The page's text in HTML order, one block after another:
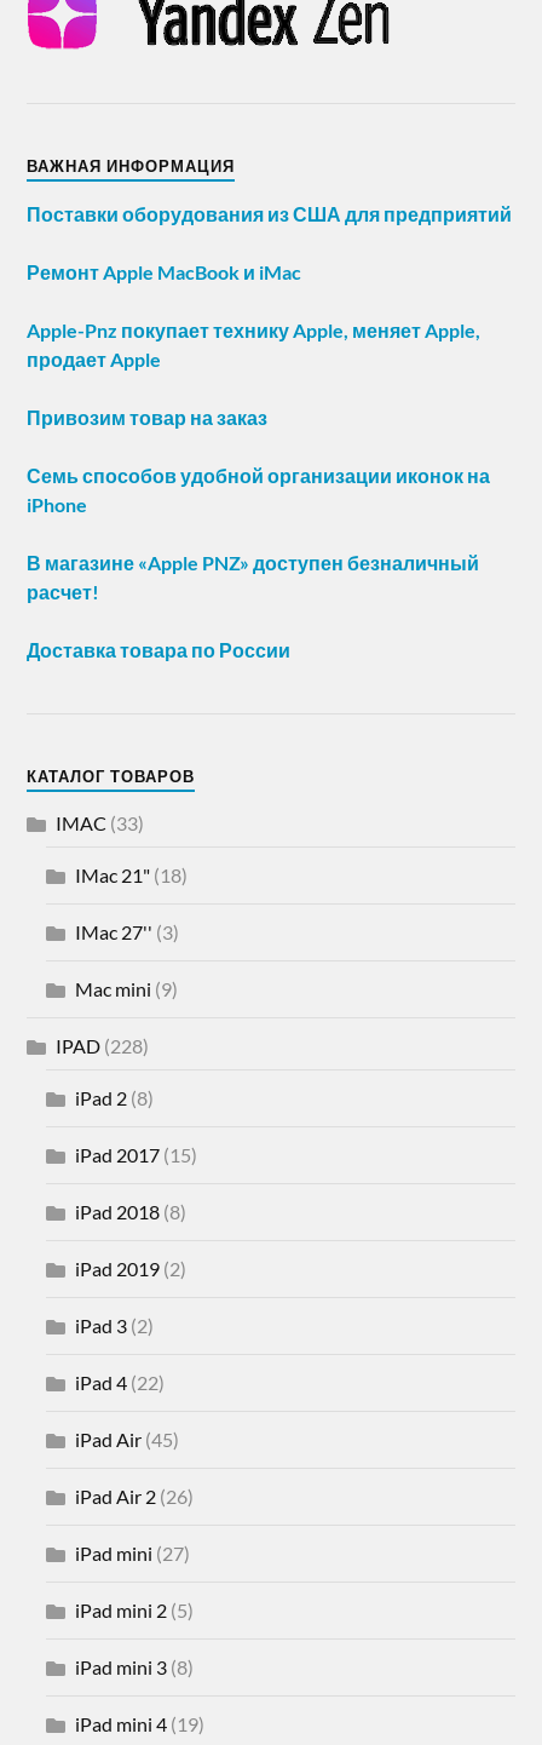
ВАЖНАЯ ИНФОРМАЦИЯ
Поставки оборудования из США для предприятий
Ремонт Apple MacBook и iMac
Apple-Pnz покупает технику Apple, меняет Apple,
продает Apple
Привозим товар на заказ
Семь способов удобной организации иконок на
iPhone
В магазине «Apple PNZ» доступен безналичный
расчет!
Доставка товара по России
КАТАЛОГ ТОВАРОВ
IMAC (33)
IMac 21" (18)
IMac 27'' (3)
Mac mini (9)
IPAD (228)
iPad 2 (8)
iPad 2017 (15)
iPad 2018 (8)
iPad 2019 (2)
iPad 3 (2)
iPad 4 (22)
iPad Air (45)
iPad Air 2 (26)
iPad mini (27)
iPad mini 2 (5)
iPad mini 3 (8)
iPad mini 4 (19)